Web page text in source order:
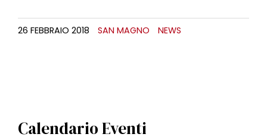
26 FEBBRAIO 2018 SAN MAGNO NEWS
Calendario Eventi